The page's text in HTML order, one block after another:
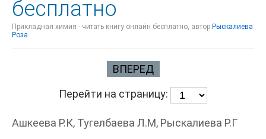
бесплатно
Прикладная химия - читать книгу онлайн бесплатно, автор Рыскалиева
Роза
ВПЕРЕД
Перейти на страницу:
Ашкеева Р.К, Тугелбаева Л.М, Рыскалиева Р.Г